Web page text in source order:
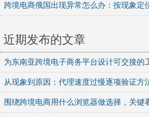
跨境电商俄国出现异常怎么办：按现象定
近期发布的文章
为东南亚跨境电子商务平台设计可交接的
从现象到原因：代理速度过慢逐项验证方
围绕跨境电商用什么浏览器做选择，关键